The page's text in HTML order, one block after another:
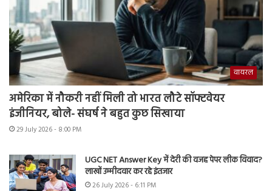
वायरल
अमेरिका में नौकरी नहीं मिली तो भारत लौटे सॉफ्टवेयर
इंजीनियर, बोले- संघर्ष ने बहुत कुछ सिखाया
29 July 2026 - 8:00 PM
UGC NET Answer Key में देरी की वजह पेपर लीक विवाद?
लाखों उम्मीदवार कर रहे इंतजार
26 July 2026 - 6:11 PM